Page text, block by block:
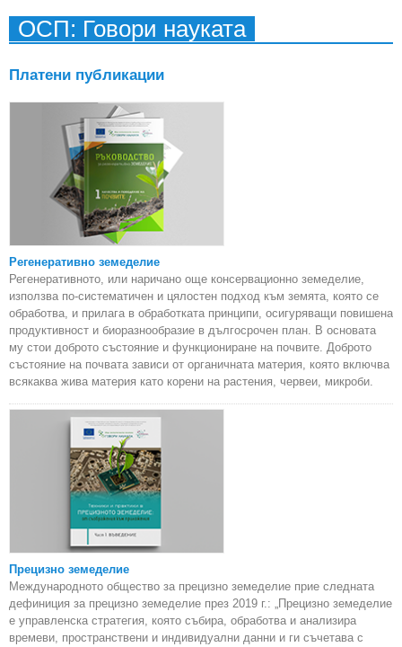
ОСП: Говори науката
Платени публикации
Регенеративно земеделие
Регенеративното, или наричано още консервационно земеделие,
използва по-систематичен и цялостен подход към земята, която се
обработва, и прилага в обработката принципи, осигуряващи повишена
продуктивност и биоразнообразие в дългосрочен план. В основата
му стои доброто състояние и функциониране на почвите. Доброто
състояние на почвата зависи от органичната материя, която включва
всякаква жива материя като корени на растения, червеи, микроби.
Прецизно земеделие
Международното общество за прецизно земеделие прие следната
дефиниция за прецизно земеделие през 2019 г.: „Прецизно земеделие
е управленска стратегия, която събира, обработва и анализира
времеви, пространствени и индивидуални данни и ги съчетава с